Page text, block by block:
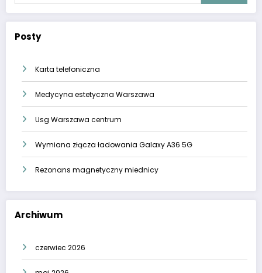
Posty
Karta telefoniczna
Medycyna estetyczna Warszawa
Usg Warszawa centrum
Wymiana złącza ładowania Galaxy A36 5G
Rezonans magnetyczny miednicy
Archiwum
czerwiec 2026